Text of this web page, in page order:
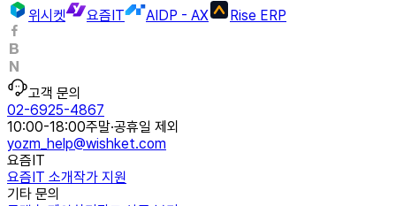
위시켓
요즘IT AIDP - AX Rise ERP
고객 문의
02-6925-4867
10:00-18:00주말·공휴일 제외
yozm_help@wishket.com
요즘IT
요즘IT 소개작가 지원
기타 문의